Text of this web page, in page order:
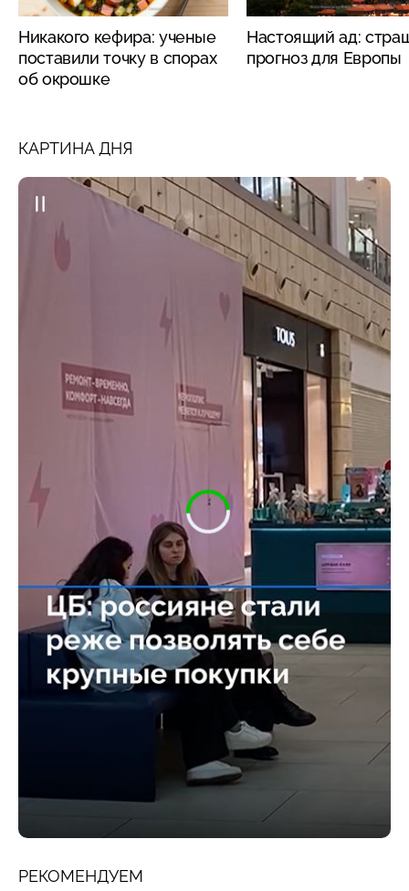
Никакого кефира: ученые
поставили точку в спорах
об окрошке
Настоящий ад:
прогноз для Европы
КАРТИНА ДНЯ
РЕКОМЕНДУЕМ